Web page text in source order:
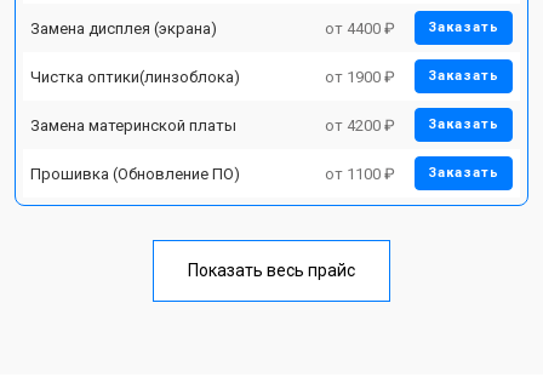
Замена дисплея (экрана) от 4400 ₽ Заказать
Чистка оптики(линзоблока) от 1900 ₽ Заказать
Замена материнской платы от 4200 ₽ Заказать
Прошивка (Обновление ПО) от 1100 ₽ Заказать
Показать весь прайс